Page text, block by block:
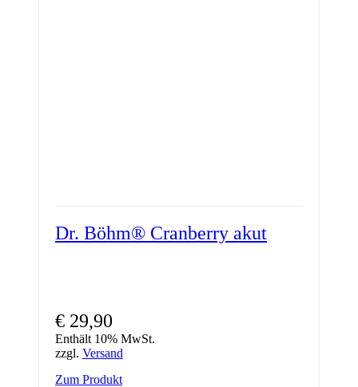
Dr. Böhm® Cranberry akut
€ 29,90
Enthält 10% MwSt.
zzgl. Versand
Zum Produkt